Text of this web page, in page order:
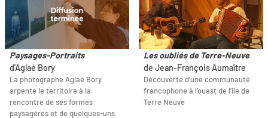
Paysages-Portraits
d'Aglaé Bory
La photographe Aglaé Bory
arpente le territoire à la
rencontre de ses formes
paysagères et de quelques-uns
Les oubliés de Terre-Neuve
de Jean-François Aumaître
Découverte d’une communauté
francophone à l'ouest de l’ile de
Terre Neuve